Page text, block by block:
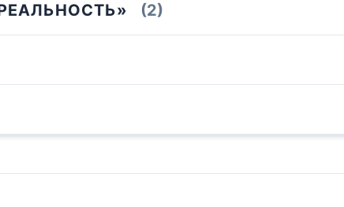
(2)